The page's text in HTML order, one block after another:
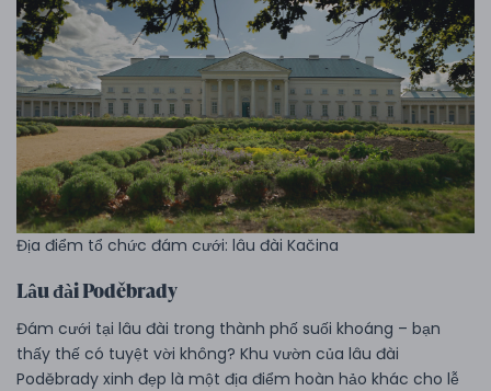
Địa điểm tổ chức đám cưới: lâu đài Kačina
Lâu đài Poděbrady
Đám cưới tại lâu đài trong thành phố suối khoáng – bạn
thấy thế có tuyệt vời không? Khu vườn của lâu đài
Poděbrady xinh đẹp là một địa điểm hoàn hảo khác cho lễ